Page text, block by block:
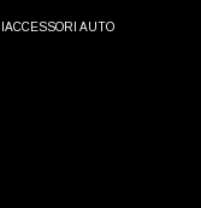
ACCESSORI AUTO